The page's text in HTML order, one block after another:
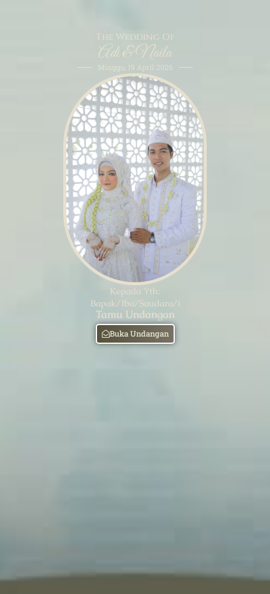
The Wedding Of
Adi & Naila
Minggu, 19 April 2026
Kepada Yth:
Bapak/Ibu/Saudara/i
Tamu Undangan
Buka Undangan